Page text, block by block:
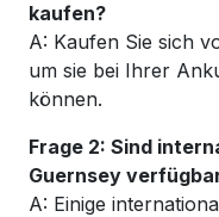
kaufen?
A: Kaufen Sie sich
um sie bei Ihrer
können.
Frage 2: Sind
Guernsey
A: Einige